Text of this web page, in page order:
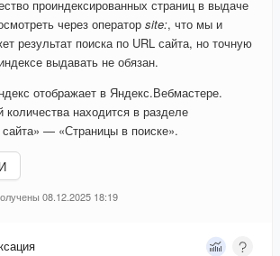
проиндексированных страниц в выдаче
через оператор site:, что мы и
результат поиска по URL сайта, но точную
выдавать не обязан.
отображает в Яндекс.Вебмастере.
количества находится в разделе
— «Страницы в поиске».
08.12.2025 18:19